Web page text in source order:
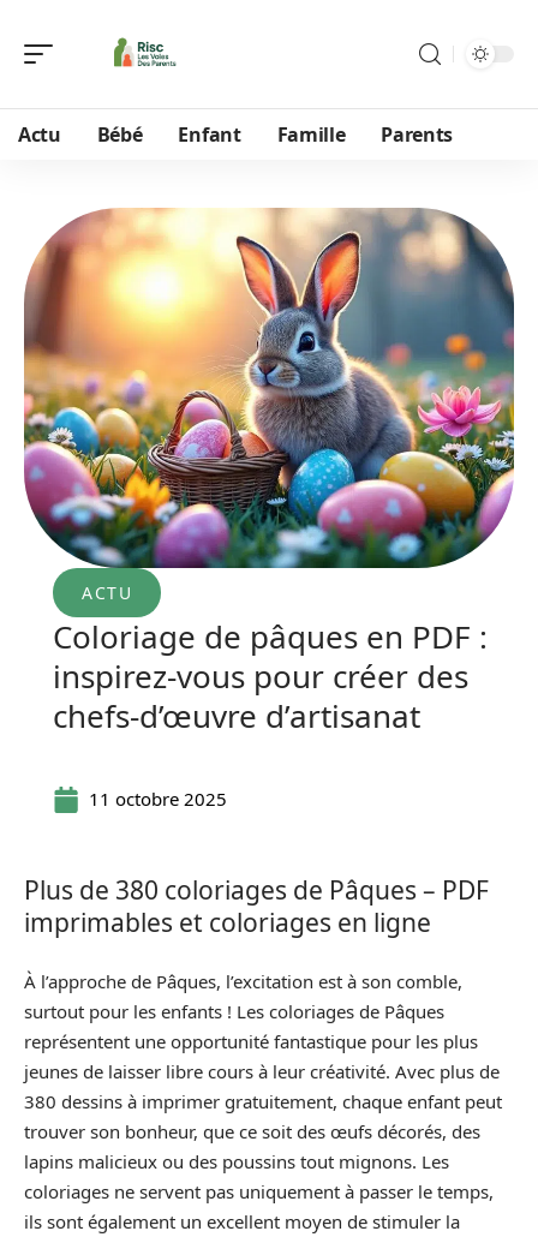
Actu Bébé Enfant Famille Parents
ACTU
Coloriage de pâques en PDF :
inspirez-vous pour créer des
chefs-d’œuvre d’artisanat
11 octobre 2025
Plus de 380 coloriages de Pâques – PDF
imprimables et coloriages en ligne
À l’approche de Pâques, l’excitation est à son comble,
surtout pour les enfants ! Les coloriages de Pâques
représentent une opportunité fantastique pour les plus
jeunes de laisser libre cours à leur créativité. Avec plus de
380 dessins à imprimer gratuitement, chaque enfant peut
trouver son bonheur, que ce soit des œufs décorés, des
lapins malicieux ou des poussins tout mignons. Les
coloriages ne servent pas uniquement à passer le temps,
ils sont également un excellent moyen de stimuler la